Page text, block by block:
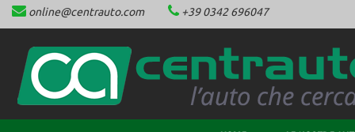
HOME
CHI SIAMO
LE NOSTRE AUTO
online@centrauto.com +39 0342 696047
Le
preferenze
di
consenso
Il